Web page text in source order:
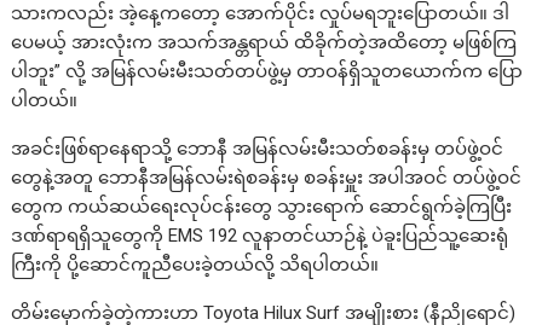
သားကလည်း အဲ့နေ့ကတော့ အောက်ပိုင်း လှုပ်မရဘူးပြောတယ်။ ဒါ
ပေမယ့် အားလုံးက အသက်အန္တရာယ် ထိခိုက်တဲ့အထိတော့ မဖြစ်ကြ
ပါဘူး” လို့ အမြန်လမ်းမီးသတ်တပ်ဖွဲ့မှ တာဝန်ရှိသူတယောက်က ပြော
ပါတယ်။
အခင်းဖြစ်ရာနေရာသို့ ဘောနီ အမြန်လမ်းမီးသတ်စခန်းမှ တပ်ဖွဲ့ဝင်
တွေနဲ့အတူ ဘောနီအမြန်လမ်းရဲစခန်းမှ စခန်းမှူး အပါအဝင် တပ်ဖွဲ့ဝင်
တွေက ကယ်ဆယ်ရေးလုပ်ငန်းတွေ သွားရောက် ဆောင်ရွက်ခဲ့ကြပြီး
ဒဏ်ရာရရှိသူတွေကို EMS 192 လူနာတင်ယာဉ်နဲ့ ပဲခူးပြည်သူ့ဆေးရုံ
ကြီးကို ပို့ဆောင်ကူညီပေးခဲ့တယ်လို့ သိရပါတယ်။
တိမ်းမှောက်ခဲ့တဲ့ကားဟာ Toyota Hilux Surf အမျိုးစား (နီညိုရောင်)